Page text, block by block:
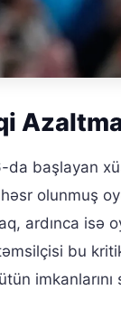
da başlayan
olunmuş
ardınca isə
bu
imkanlarını